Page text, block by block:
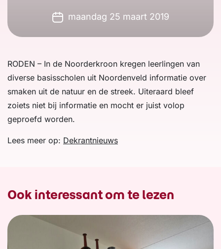
maandag 25 maart 2019
RODEN – In de Noorderkroon kregen leerlingen van
diverse basisscholen uit Noordenveld informatie over
smaken uit de natuur en de streek. Uiteraard bleef
zoiets niet bij informatie en mocht er juist volop
geproefd worden.
Lees meer op: Dekrantnieuws
Ook interessant om te lezen